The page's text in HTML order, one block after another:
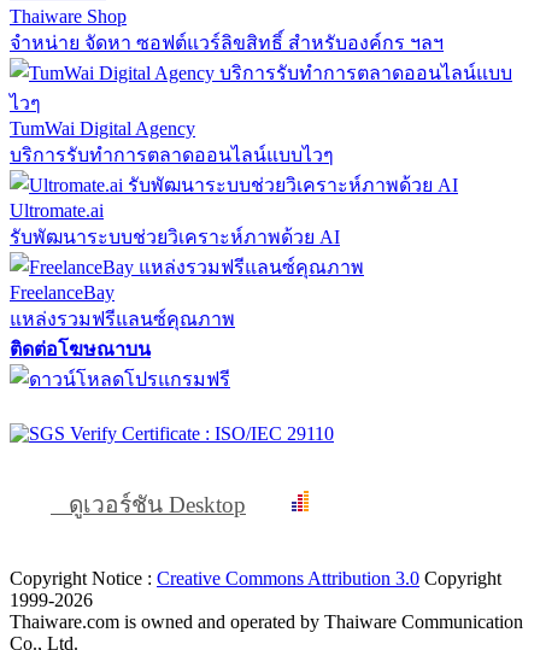
Thaiware Shop
จำหน่าย จัดหา ซอฟต์แวร์ลิขสิทธิ์ สำหรับองค์กร ฯลฯ
TumWai Digital Agency
บริการรับทำการตลาดออนไลน์แบบไวๆ
Ultromate.ai
รับพัฒนาระบบช่วยวิเคราะห์ภาพด้วย AI
FreelanceBay
แหล่งรวมฟรีแลนซ์คุณภาพ
ติดต่อโฆษณาบน
ดูเวอร์ชัน Desktop
Copyright Notice : Creative Commons Attribution 3.0 Copyright
1999-2026
Thaiware.com is owned and operated by Thaiware Communication
Co., Ltd.